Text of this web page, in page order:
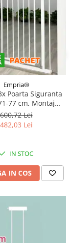
Empria®
Poarta Siguranta
77 cm, Montaj
Alb
600,72 Lei
482,03 Lei
IN STOC
IN COS